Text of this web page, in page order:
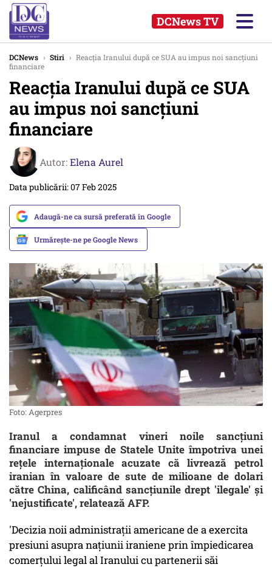
DCNews TV
DCNews › Stiri › Reacția Iranului după ce SUA au impus noi sancţiuni
financiare
Reacția Iranului după ce SUA
au impus noi sancţiuni
financiare
Autor:Elena Aurel
Data publicării: 07 Feb 2025
Adaugă-ne ca sursă preferată în Google
Urmărește-ne pe Google News
Foto: Agerpres
Iranul a condamnat vineri noile sancţiuni
financiare impuse de Statele Unite împotriva unei
reţele internaţionale acuzate că livrează petrol
iranian în valoare de sute de milioane de dolari
către China, calificând sancţiunile drept 'ilegale' şi
'nejustificate', relatează AFP.
'Decizia noii administraţii americane de a exercita
presiuni asupra naţiunii iraniene prin împiedicarea
comerţului legal al Iranului cu partenerii săi